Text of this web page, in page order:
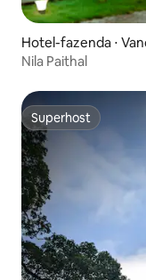
Hotel-fazenda ⋅
Nila Paithal
Superhost
Superhost